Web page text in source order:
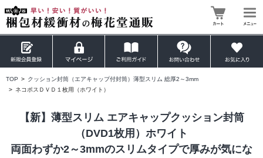
TOP > クッション封筒（エアキャップ付封筒）薄型スリム 総厚2～3mm
> ネコポスＤＶＤ１枚用（ホワイト）
【新】薄型スリム エアキャップクッション封筒
（DVD1枚用）ホワイト
両面わずか2～3mmのスリムタイプで厚みが気にな